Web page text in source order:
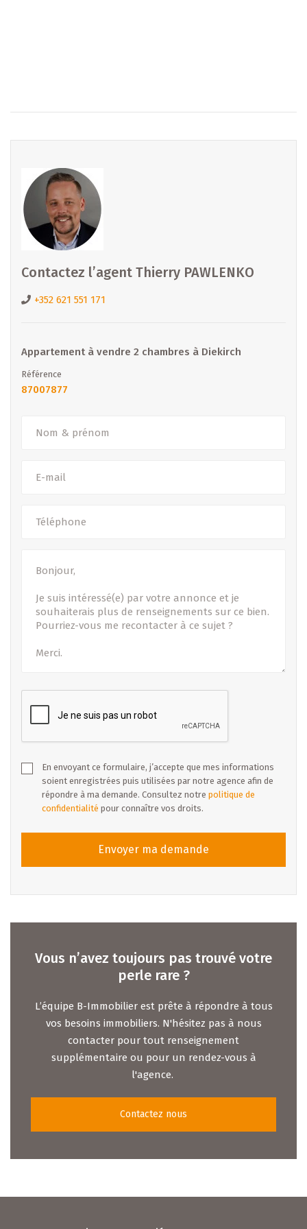
Interesséiert ? Kontaktéiert eis nach haut !
Interested ? Contact us today !
=============================================
B IMMOBILIER DIEKIRCH et MERL
Email :diekirch@b-immobilier.lu
Tél. : +352 26 81 13 99
Découvrez toutes nos offres : www.b-immobilier.lu
Luxembourg.
- Sous toutes réserves -
Contactez l’agent Thierry PAWLENKO
+352 621 551 171
Appartement à vendre 2 chambres à Diekirch
Référence
87007877
En envoyant ce formulaire, j’accepte que mes informations
soient enregistrées puis utilisées par notre agence afin de
répondre à ma demande. Consultez notre politique de
confidentialité pour connaître vos droits.
Envoyer ma demande
Vous n’avez toujours pas trouvé votre
perle rare ?
L’équipe B-Immobilier est prête à répondre à tous
vos besoins immobiliers. N'hésitez pas à nous
contacter pour tout renseignement
supplémentaire ou pour un rendez-vous à
l'agence.
Contactez nous